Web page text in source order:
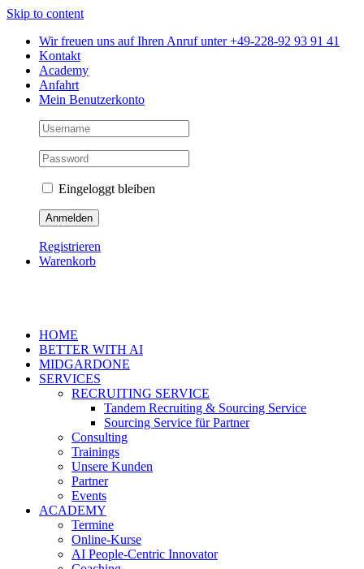
Skip to content
Wir freuen uns auf Ihren Anruf unter +49-228-92 93 91 41
Kontakt
Academy
Anfahrt
Mein Benutzerkonto
Eingeloggt bleiben
Registrieren
Warenkorb
HOME
BETTER WITH AI
MIDGARDONE
SERVICES
RECRUITING SERVICE
Tandem Recruiting & Sourcing Service
Sourcing Service für Partner
Consulting
Trainings
Unsere Kunden
Partner
Events
ACADEMY
Termine
Online-Kurse
AI People-Centric Innovator